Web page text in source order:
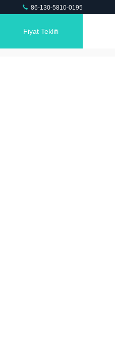
86-130-5810-0195
Fiyat Teklifi